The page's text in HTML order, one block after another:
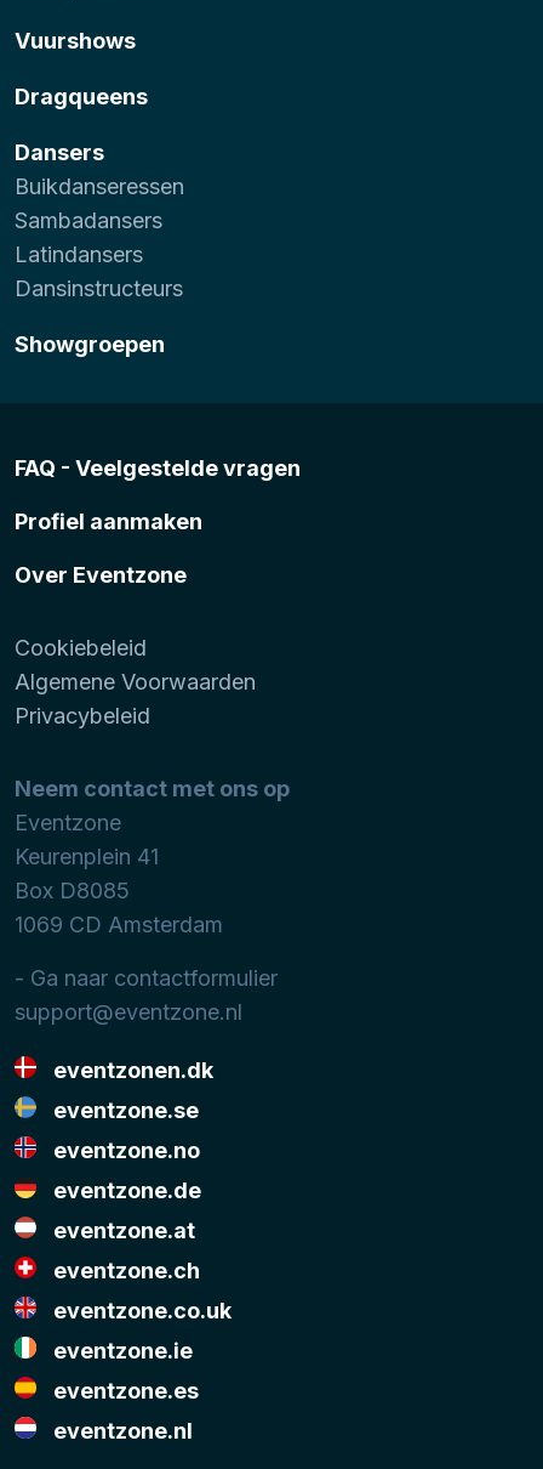
Vuurshows
Dragqueens
Dansers
Buikdanseressen
Sambadansers
Latindansers
Dansinstructeurs
Showgroepen
FAQ - Veelgestelde vragen
Profiel aanmaken
Over Eventzone
Cookiebeleid
Algemene Voorwaarden
Privacybeleid
Neem contact met ons op
Eventzone
Keurenplein 41
Box D8085
1069 CD Amsterdam
- Ga naar contactformulier
support@eventzone.nl
eventzonen.dk
eventzone.se
eventzone.no
eventzone.de
eventzone.at
eventzone.ch
eventzone.co.uk
eventzone.ie
eventzone.es
eventzone.nl